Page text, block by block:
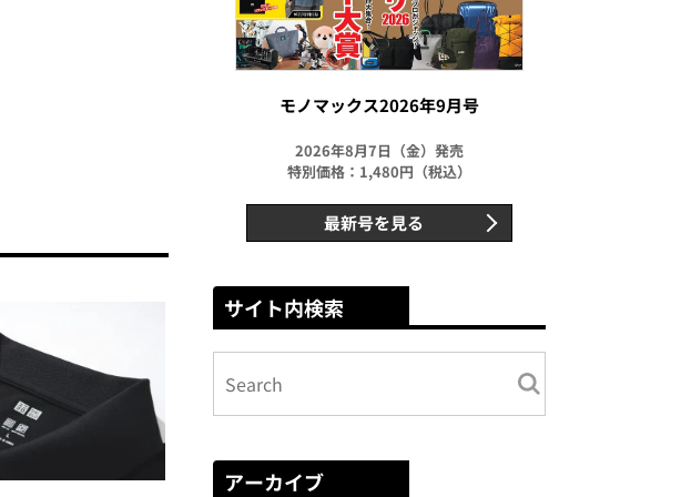
モノマックス2026年9月号
2026年8月7日（金）発売
特別価格：1,480円（税込）
最新号を見る
サイト内検索
アーカイブ